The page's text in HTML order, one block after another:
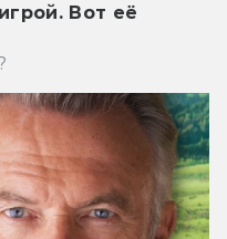
Вот её